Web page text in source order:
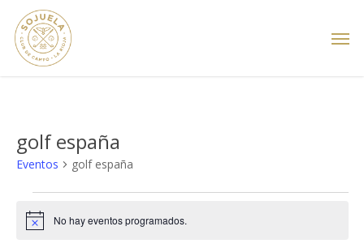
main
golf españa
Eventos golf españa
Eventos
Aviso No hay eventos programados.